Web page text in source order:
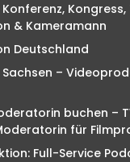
& Kameramann
Deutschland
–
buchen –
für
Full-Service